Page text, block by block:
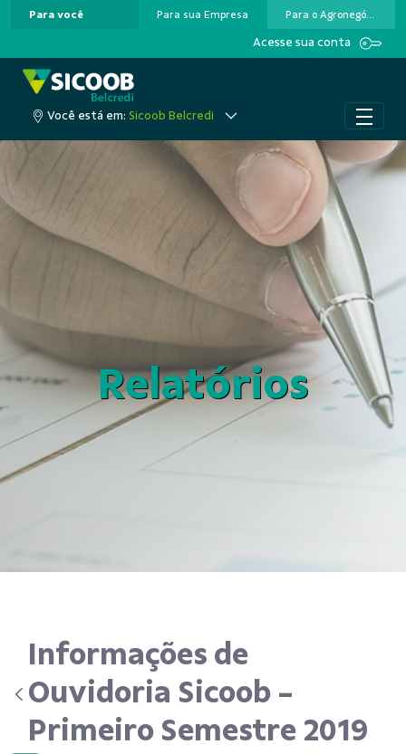
Pular para o Conteúdo principal
Para você Para sua Empresa Para o Agronegócio
Acesse sua conta
Você está em: Sicoob Belcredi
Relatórios
Informações de
Ouvidoria Sicoob -
Primeiro Semestre 2019